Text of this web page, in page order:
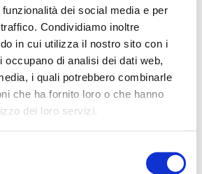
dei social media e per
Condividiamo inoltre
in cui utilizza il nostro sito con i
occupano di analisi dei dati web,
i quali potrebbero combinarle
che ha fornito loro o che hanno
dei loro servizi.
e le procedure software preposte
questo sito web acquisiscono, nel
esercizio alcuni dati personali
implicita nell’uso dei protocolli di
Si tratta di informazioni che
essere associate a interessati
loro stessa natura potrebbero,
di identificare gli utenti.